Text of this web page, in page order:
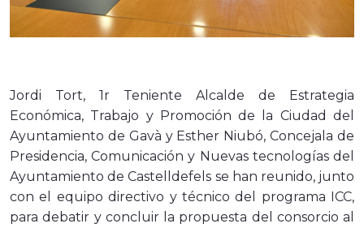
Jordi Tort, 1r Teniente Alcalde de Estrategia
Económica, Trabajo y Promoción de la Ciudad del
Ayuntamiento de Gavà y Esther Niubó, Concejala de
Presidencia, Comunicación y Nuevas tecnologías del
Ayuntamiento de Castelldefels se han reunido, junto
con el equipo directivo y técnico del programa ICC,
para debatir y concluir la propuesta del consorcio al